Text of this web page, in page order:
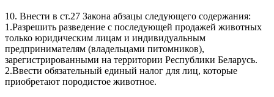
10. Внести в ст.27 Закона абзацы следующего содержания:
1.Разрешить разведение с последующей продажей животных
только юридическим лицам и индивидуальным
предпринимателям (владельцами питомников),
зарегистрированными на территории Республики Беларусь.
2.Ввести обязательный единый налог для лиц, которые
приобретают породистое животное.